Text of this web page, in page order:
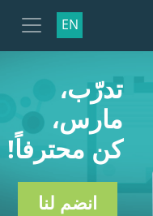
EN
انضم لنا
تدرّب،
مارس،
كن محترفاً!